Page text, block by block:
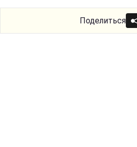
Поделиться